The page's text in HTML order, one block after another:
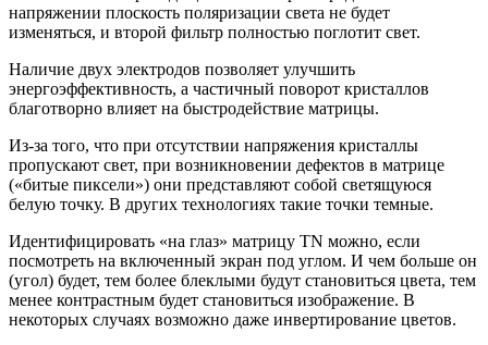
напряжении плоскость поляризации света не будет
изменяться, и второй фильтр полностью поглотит свет.
Наличие двух электродов позволяет улучшить
энергоэффективность, а частичный поворот кристаллов
благотворно влияет на быстродействие матрицы.
Из-за того, что при отсутствии напряжения кристаллы
пропускают свет, при возникновении дефектов в матрице
(«битые пиксели») они представляют собой светящуюся
белую точку. В других технологиях такие точки темные.
Идентифицировать «на глаз» матрицу TN можно, если
посмотреть на включенный экран под углом. И чем больше он
(угол) будет, тем более блеклыми будут становиться цвета, тем
менее контрастным будет становиться изображение. В
некоторых случаях возможно даже инвертирование цветов.